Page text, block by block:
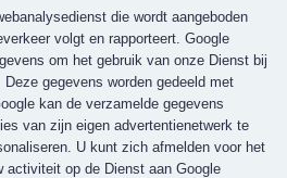
die wordt aangeboden
volgt en rapporteert. Google
om het gebruik van onze Dienst bij
gegevens worden gedeeld met
kan de verzamelde gegevens
van zijn eigen advertentienetwerk te
U kunt zich afmelden voor het
activiteit op de Dienst aan Google